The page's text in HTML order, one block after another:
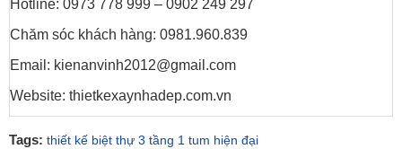
Hotline: 0973 778 999 – 0902 249 297
Chăm sóc khách hàng: 0981.960.839
Email: kienanvinh2012@gmail.com
Website: thietkexaynhadep.com.vn
Tags: thiết kế biệt thự 3 tầng 1 tum hiện đại